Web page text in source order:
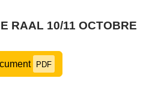
RAAL 10/11 OCTOBRE
PDF